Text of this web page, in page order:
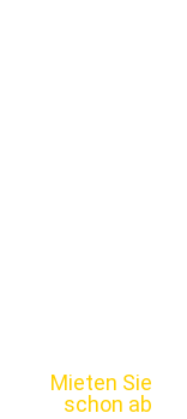
Mieten Sie
schon ab